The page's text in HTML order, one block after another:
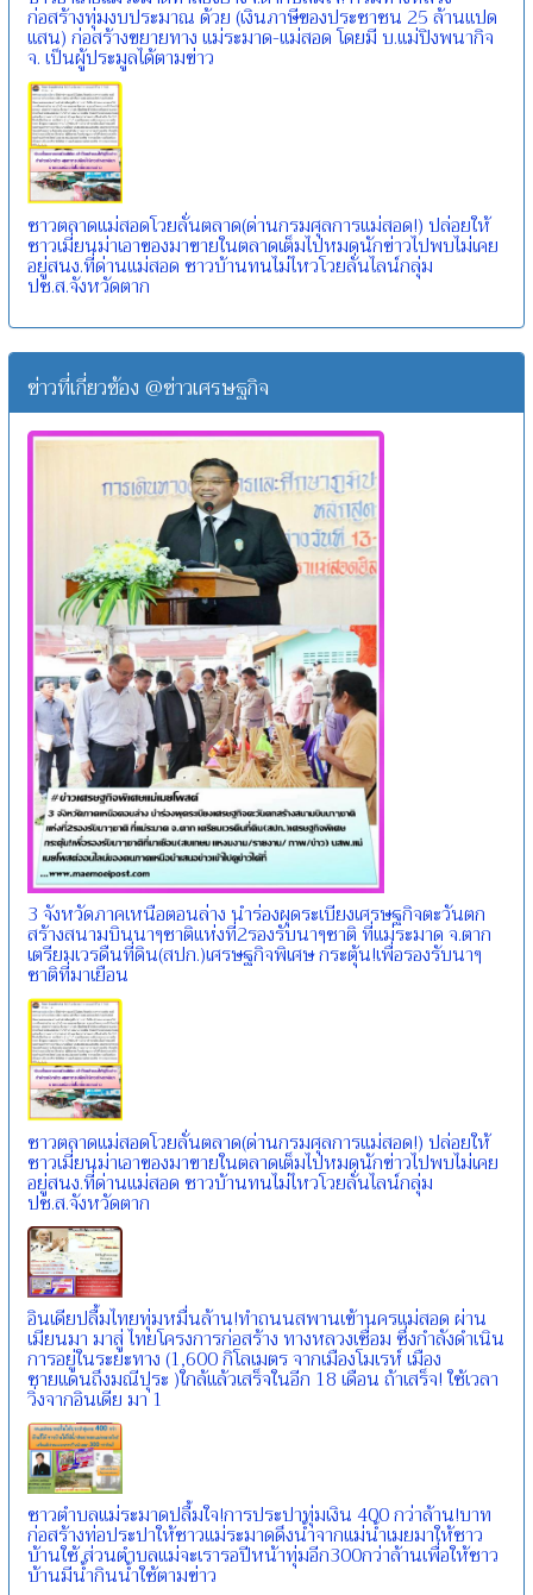
ก่อสร้างทุ่มงบประมาณ ด้วย (เงินภาษีของประชาชน 25 ล้านแปด
แสน) ก่อสร้างขยายทาง แม่ระมาด-แม่สอด โดยมี บ.แม่ปิงพนากิจ
จ. เป็นผู้ประมูลได้ตามข่าว
ชาวตลาดแม่สอดโวยลั่นตลาด(ด่านกรมศุลการแม่สอด!) ปล่อยให้
ชาวเมี่ยนม่าเอาของมาขายในตลาดเต็มไปหมดนักข่าวไปพบไม่เคย
อยู่สนง.ที่ด่านแม่สอด ชาวบ้านทนไม่ไหวโวยลั่นไลน์กลุ่ม
ปช.ส.จังหวัดตาก
ข่าวที่เกี่ยวข้อง @ข่าวเศรษฐกิจ
3 จังหวัดภาคเหนือตอนล่าง นำร่องผุดระเบียงเศรษฐกิจตะวันตก
สร้างสนามบินนาๆชาติแห่งที่2รองรับนาๆชาติ ที่แม่ระมาด จ.ตาก
เตรียมเวรดืนที่ดิน(สปก.)เศรษฐกิจพิเศษ กระตุ้น!เพื่อรองรับนาๆ
ชาติที่มาเยือน
ชาวตลาดแม่สอดโวยลั่นตลาด(ด่านกรมศุลการแม่สอด!) ปล่อยให้
ชาวเมี่ยนม่าเอาของมาขายในตลาดเต็มไปหมดนักข่าวไปพบไม่เคย
อยู่สนง.ที่ด่านแม่สอด ชาวบ้านทนไม่ไหวโวยลั่นไลน์กลุ่ม
ปช.ส.จังหวัดตาก
อินเดียปลื้มไทยทุ่มหมื่นล้าน!ทำถนนสพานเข้านครแม่สอด ผ่าน
เมียนมา มาสู่ ไทยโครงการก่อสร้าง ทางหลวงเชื่อม ซึ่งกำลังดำเนิน
การอยู่ในระยะทาง (1,600 กิโลเมตร จากเมืองโมเรห์ เมือง
ชายแดนถึงมณีปุระ )ใกล้แล้วเสร็จในอีก 18 เดือน ถ้าเสร็จ! ใช้เวลา
วิ่งจากอินเดีย มา 1
ชาวตำบลแม่ระมาดปลื้มใจ!การประปาทุ่มเงิน 400 กว่าล้าน!บาท
ก่อสร้างท่อประปาให้ชาวแม่ระมาดดึงน้ำจากแม่น้ำเมยมาให้ชาว
บ้านใช้ ส่วนตำบลแม่จะเรารอปีหน้าทุ่มอีก300กว่าล้านเพื่อให้ชาว
บ้านมีน้ำกินน้ำใช้ตามข่าว